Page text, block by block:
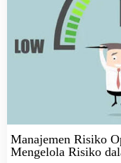
Manajemen Risiko
Mengelola Risiko